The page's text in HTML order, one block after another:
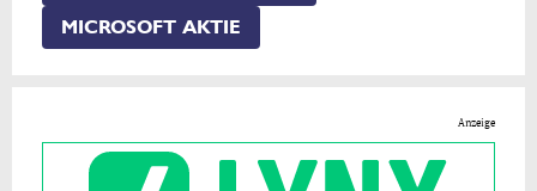
MICROSOFT AKTIE
Anzeige